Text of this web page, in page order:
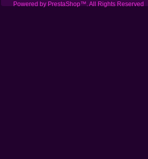
Powered by PrestaShop™. All Rights Reserved